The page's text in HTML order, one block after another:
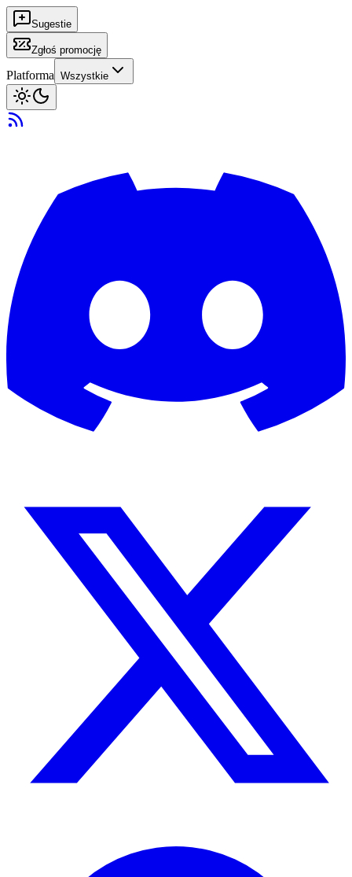
Sugestie
Zgłoś promocję
Platforma Wszystkie